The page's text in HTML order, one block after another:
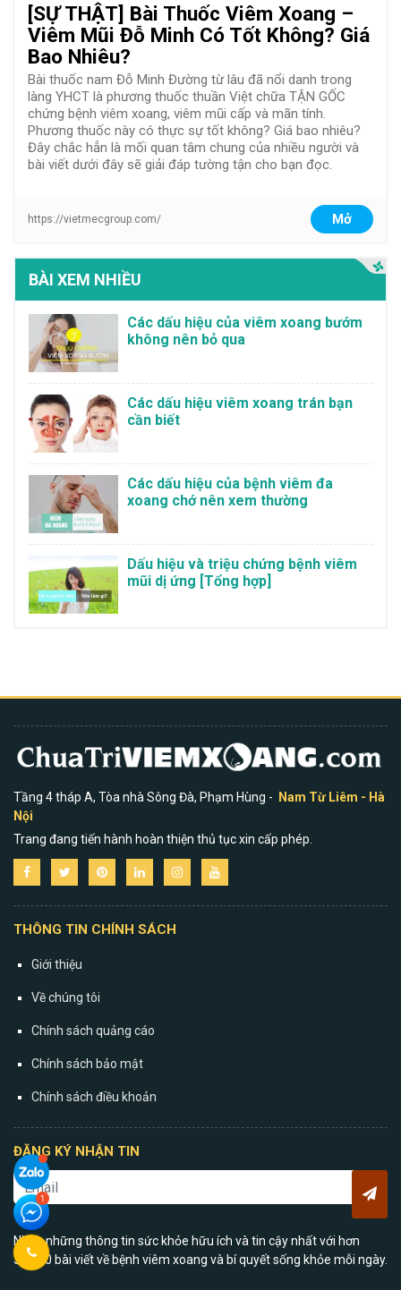
[SỰ THẬT] Bài Thuốc Viêm Xoang –
Viêm Mũi Đỗ Minh Có Tốt Không? Giá
Bao Nhiêu?
Bài thuốc nam Đỗ Minh Đường từ lâu đã nổi danh trong
làng YHCT là phương thuốc thuần Việt chữa TẬN GỐC
chứng bệnh viêm xoang, viêm mũi cấp và mãn tính.
Phương thuốc này có thực sự tốt không? Giá bao nhiêu?
Đây chắc hẳn là mối quan tâm chung của nhiều người và
bài viết dưới đây sẽ giải đáp tường tận cho bạn đọc.
https://vietmecgroup.com/ Mở
BÀI XEM NHIỀU
Các dấu hiệu của viêm xoang bướm
không nên bỏ qua
Các dấu hiệu viêm xoang trán bạn
cần biết
Các dấu hiệu của bệnh viêm đa
xoang chớ nên xem thường
Dấu hiệu và triệu chứng bệnh viêm
mũi dị ứng [Tổng hợp]
Tầng 4 tháp A, Tòa nhà Sông Đà, Phạm Hùng -
Nam Từ Liêm - Hà
Nội
Trang đang tiến hành hoàn thiện thủ tục xin cấp phép.
THÔNG TIN CHÍNH SÁCH
Giới thiệu
Về chúng tôi
Chính sách quảng cáo
Chính sách bảo mật
Chính sách điều khoản
ĐĂNG KÝ NHẬN TIN
Nhận những thông tin sức khỏe hữu ích và tin cậy nhất với hơn
30.000 bài viết về bệnh viêm xoang và bí quyết sống khỏe mỗi ngày.